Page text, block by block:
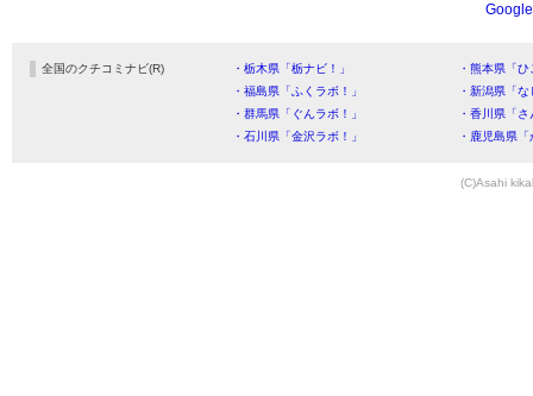
全国のクチコミナビ(R) ・栃木県「栃ナビ！」
・熊本県「
・福島県「ふくラボ！」
・新潟県「
・群馬県「ぐんラボ！」
・香川県「
・石川県「金沢ラボ！」
・鹿児島県
(C)Asahi